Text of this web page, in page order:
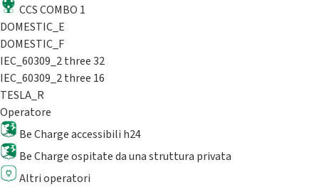
CCS COMBO 1
DOMESTIC_E
DOMESTIC_F
IEC_60309_2 three 32
IEC_60309_2 three 16
TESLA_R
Operatore
Be Charge accessibili h24
Be Charge ospitate da una struttura privata
Altri operatori